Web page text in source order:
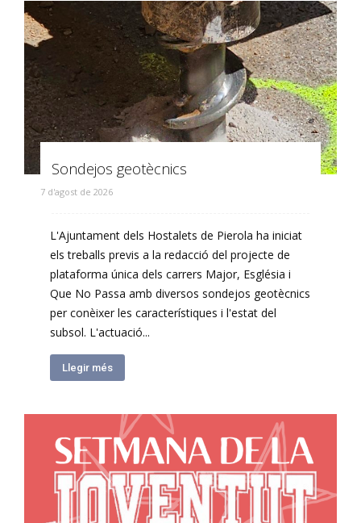
Sondejos geotècnics
7 d'agost de 2026
L'Ajuntament dels Hostalets de Pierola ha iniciat
els treballs previs a la redacció del projecte de
plataforma única dels carrers Major, Església i
Que No Passa amb diversos sondejos geotècnics
per conèixer les característiques i l'estat del
subsol. L'actuació...
Llegir més